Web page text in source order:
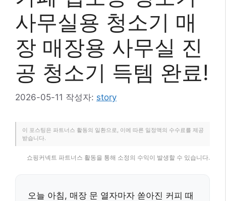
사무실용 청소기 매
장 매장용 사무실 진
공 청소기 득템 완료!
2026-05-11 작성자: story
이 포스팅은 파트너스 활동의 일환으로, 이에 따른 일정액의 수수료를 제공
받습니다.
쇼핑커넥트 파트너스 활동을 통해 소정의 수익이 발생할 수 있습니다.
오늘 아침, 매장 문 열자마자 쏟아진 커피 때